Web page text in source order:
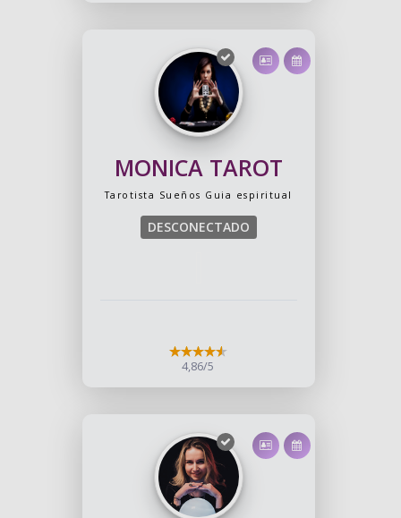
MONICA TAROT
Tarotista Sueños Guia espiritual
DESCONECTADO
4,86/5